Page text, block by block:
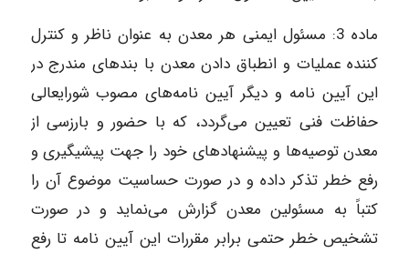
ماده‌ 3: مسئول ایمنی هر معدن به عنوان ناظر و کنترل
کننده عملیات و انطباق دادن معدن با بندهای مندرج در
این آیین نامه و دیگر آیین نامه‌های مصوب شورایعالی
حفاظت فنی تعیین می‌گردد، که با حضور و بارزسی از
معدن توصیه‌ها و پیشنهادهای خود را جهت پیشیگیری و
رفع خطر تذکر داده و در صورت حساسیت موضوع آن را
کتباً به مسئولین معدن گزارش می‌نماید و در صورت
تشخیص خطر حتمی برابر مقررات این آیین نامه تا رفع